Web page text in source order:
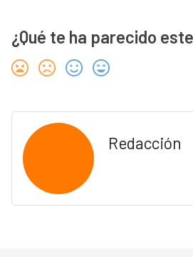
¿Qué te ha parecido
Redacción